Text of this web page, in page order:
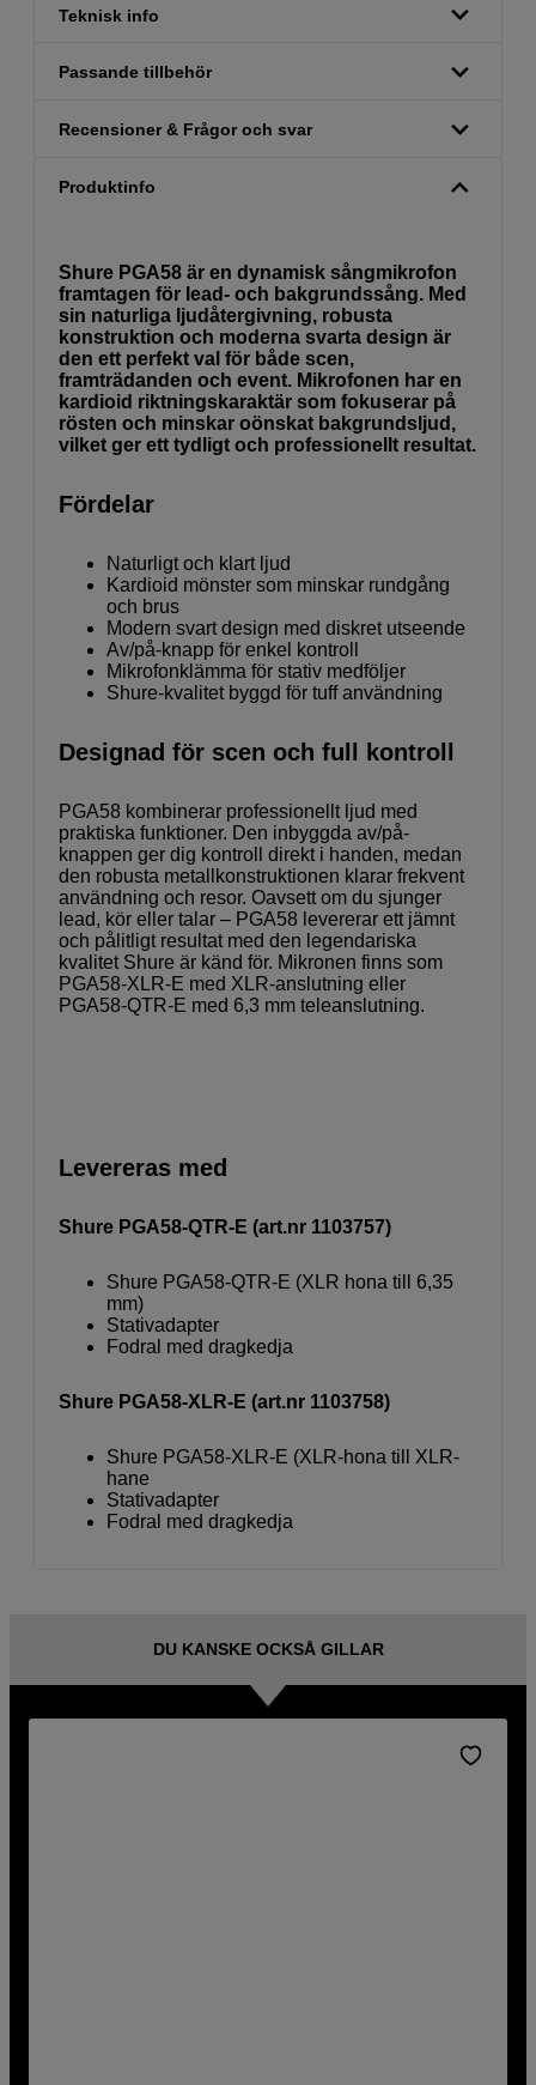
Teknisk info
Passande tillbehör
Recensioner & Frågor och svar
Produktinfo
Shure PGA58 är en dynamisk sångmikrofon
framtagen för lead- och bakgrundssång. Med
sin naturliga ljudåtergivning, robusta
konstruktion och moderna svarta design är
den ett perfekt val för både scen,
framträdanden och event. Mikrofonen har en
kardioid riktningskaraktär som fokuserar på
rösten och minskar oönskat bakgrundsljud,
vilket ger ett tydligt och professionellt resultat.
Fördelar
Naturligt och klart ljud
Kardioid mönster som minskar rundgång
och brus
Modern svart design med diskret utseende
Av/på-knapp för enkel kontroll
Mikrofonklämma för stativ medföljer
Shure-kvalitet byggd för tuff användning
Designad för scen och full kontroll
PGA58 kombinerar professionellt ljud med
praktiska funktioner. Den inbyggda av/på-
knappen ger dig kontroll direkt i handen, medan
den robusta metallkonstruktionen klarar frekvent
användning och resor. Oavsett om du sjunger
lead, kör eller talar – PGA58 levererar ett jämnt
och pålitligt resultat med den legendariska
kvalitet Shure är känd för. Mikronen finns som
PGA58-XLR-E med XLR-anslutning eller
PGA58-QTR-E med 6,3 mm teleanslutning.
Levereras med
Shure PGA58-QTR-E (art.nr 1103757)
Shure PGA58-QTR-E (XLR hona till 6,35
mm)
Stativadapter
Fodral med dragkedja
Shure PGA58-XLR-E (art.nr 1103758)
Shure PGA58-XLR-E (XLR-hona till XLR-
hane
Stativadapter
Fodral med dragkedja
DU KANSKE OCKSÅ GILLAR